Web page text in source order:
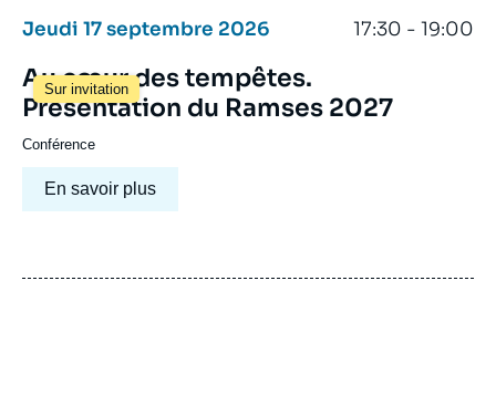
Jeudi 17 septembre 2026 17:30 - 19:00
Sur invitation
Au cœur des tempêtes.
Présentation du Ramses 2027
Conférence
En savoir plus